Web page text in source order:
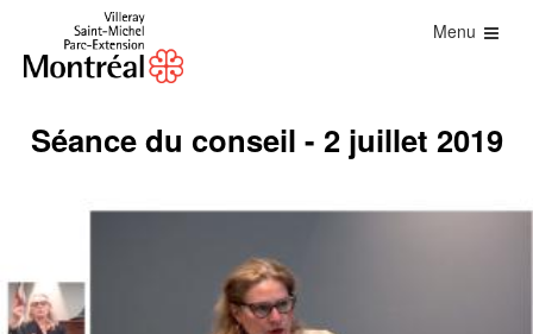
Menu
Séance du conseil - 2 juillet 2019